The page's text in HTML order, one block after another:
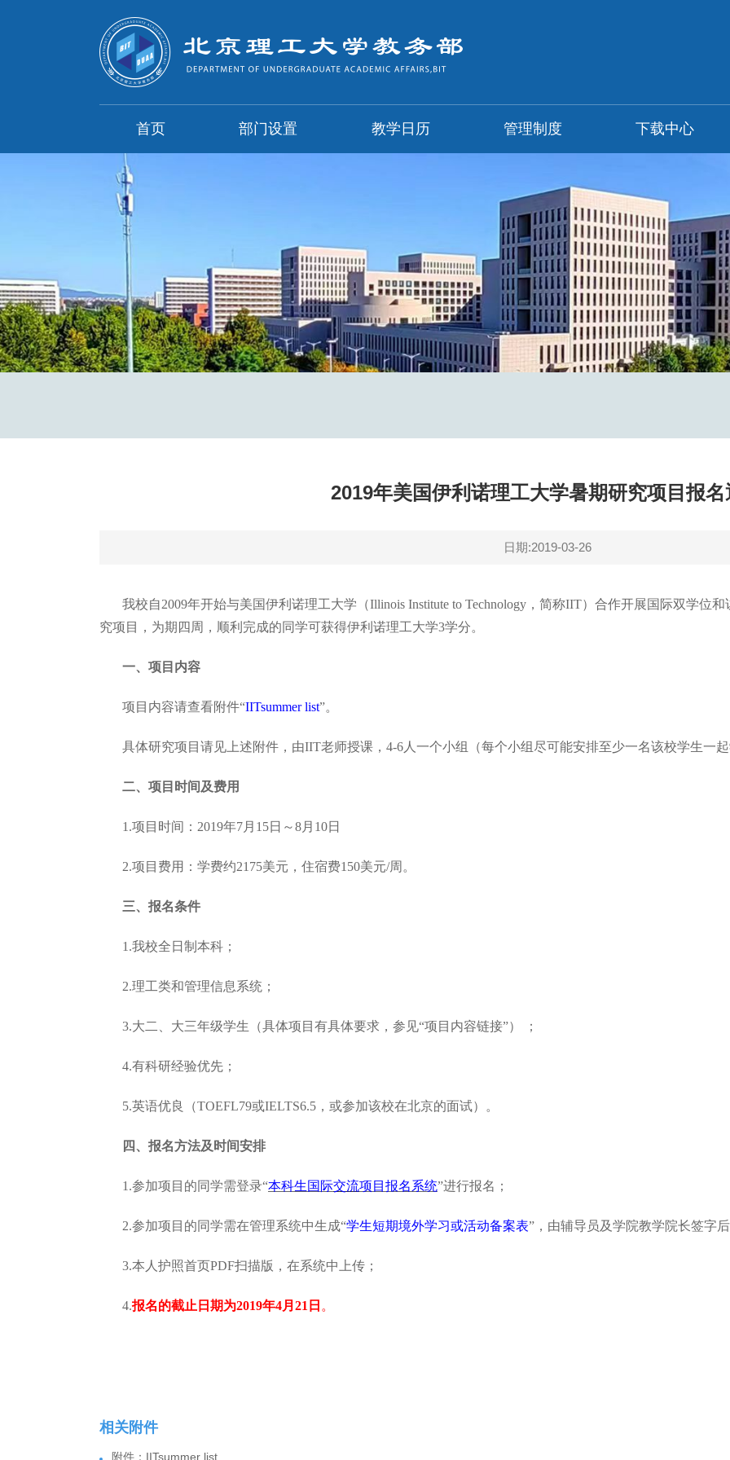
首页 部门设置 教学日历 管理制度 下载中心
2019年美国伊利诺理工大学暑期研究项目报名
日期:2019-03-26
我校自2009年开始与美国伊利诺理工大学（Illinois Institute to Technology，简称IIT）合作开展国际双学位
究项目，为期四周，顺利完成的同学可获得伊利诺理工大学3学分。
一、项目内容
项目内容请查看附件“IITsummer list”。
具体研究项目请见上述附件，由IIT老师授课，4-6人一个小组（每个小组尽可能安排至少一名该校学生一起
二、项目时间及费用
1.项目时间：2019年7月15日～8月10日
2.项目费用：学费约2175美元，住宿费150美元/周。
三、报名条件
1.我校全日制本科；
2.理工类和管理信息系统；
3.大二、大三年级学生（具体项目有具体要求，参见“项目内容链接”） ；
4.有科研经验优先；
5.英语优良（TOEFL79或IELTS6.5，或参加该校在北京的面试）。
四、报名方法及时间安排
1.参加项目的同学需登录“本科生国际交流项目报名系统”进行报名；
2.参加项目的同学需在管理系统中生成“学生短期境外学习或活动备案表”，由辅导员及学院教学院长签字
3.本人护照首页PDF扫描版，在系统中上传；
4.报名的截止日期为2019年4月21日 。
相关附件
附件：IITsummer list